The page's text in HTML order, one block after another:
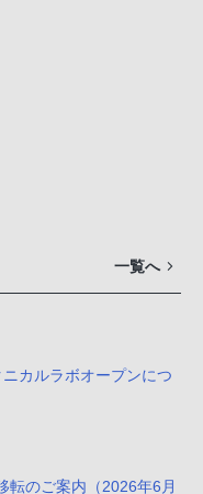
一覧へ
カルラボオープンにつ
転のご案内（2026年6月